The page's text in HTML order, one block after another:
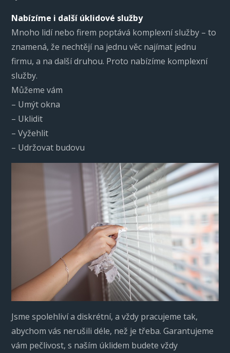
Nabízíme i další úklidové služby
Mnoho lidí nebo firem poptává komplexní služby – to
znamená, že nechtějí na jednu věc najímat jednu
firmu, a na další druhou. Proto nabízíme komplexní
služby.
Můžeme vám
– Umýt okna
– Uklidit
– Vyžehlit
– Udržovat budovu
Jsme spolehliví a diskrétní, a vždy pracujeme tak,
abychom vás nerušili déle, než je třeba. Garantujeme
vám pečlivost, s naším úklidem budete vždy